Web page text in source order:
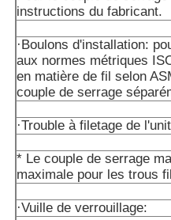
instructions du fabricant.
·Boulons d'installation:
aux normes métriques
en matière de fil selon
couple de serrage
·Trouble à filetage de
* Le couple de serrage
maximale pour les trous
·Vuille de verrouillage: